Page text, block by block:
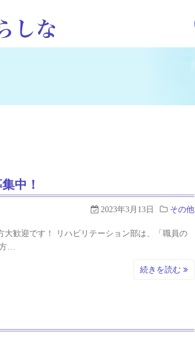
中！
2023年3月13日 その他
歓迎です！ リハビリテーション部は、「職員の
方…
続きを読む